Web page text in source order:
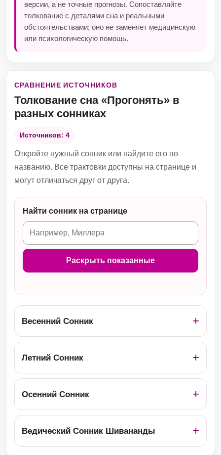
версии, а не точные прогнозы. Сопоставляйте
толкование с деталями сна и реальными
обстоятельствами; оно не заменяет медицинскую
или психологическую помощь.
СРАВНЕНИЕ ИСТОЧНИКОВ
Толкование сна «Прогонять» в
разных сонниках
Источников: 4
Откройте нужный сонник или найдите его по
названию. Все трактовки доступны на странице и
могут отличаться друг от друга.
Найти сонник на странице
Раскрыть показанные
Весенний Сонник
Летний Сонник
Осенний Сонник
Ведический Сонник Шивананды